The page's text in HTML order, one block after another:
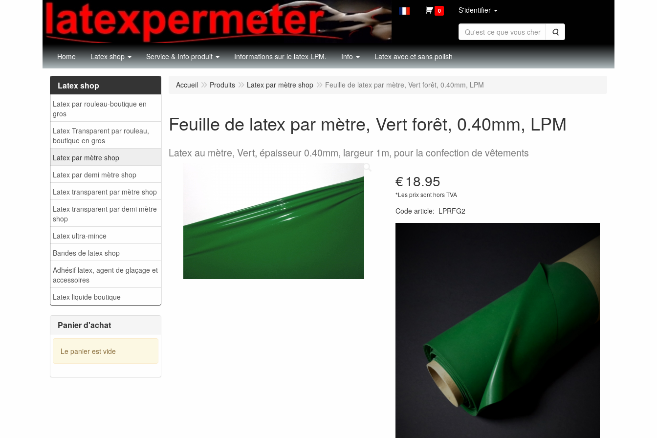
0 S'identifier
Rechercher
Home Latex shop Service & Info produit Informations sur le latex LPM. Info Latex avec et sans polish
Latex shop
Latex par rouleau-boutique en
gros
Latex Transparent par rouleau,
boutique en gros
Latex par mètre shop
Latex par demi mètre shop
Latex transparent par mètre shop
Latex transparent par demi mètre
shop
Latex ultra-mince
Bandes de latex shop
Adhésif latex, agent de glaçage et
accessoires
Latex liquide boutique
Panier d'achat
Le panier est vide
Accueil Produits Latex par mètre shop Feuille de latex par mètre, Vert forêt, 0.40mm, LPM
Feuille de latex par mètre, Vert forêt, 0.40mm, LPM
Latex au mètre, Vert, épaisseur 0.40mm, largeur 1m, pour la confection de vêtements
€18.95
*Les prix sont hors TVA
Code article: LPRFG2